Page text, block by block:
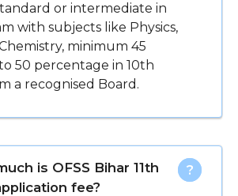
or intermediate in
with subjects like Physics,
minimum 45
50 percentage in 10th
a recognised Board.
is OFSS Bihar 11th
fee?